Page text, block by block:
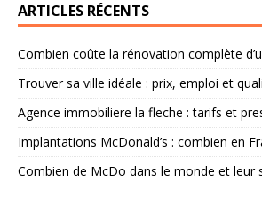
ARTICLES RÉCENTS
Combien coûte la rénovation complète
Trouver sa ville idéale : prix, emploi et
Agence immobiliere la fleche : tarifs et
Implantations McDonald’s : combien en
Combien de McDo dans le monde et leur